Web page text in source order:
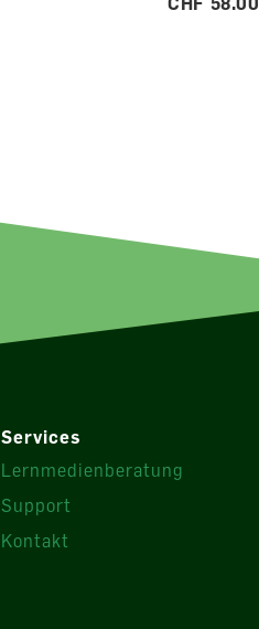
Services
Lernmedienberatung
Support
Kontakt